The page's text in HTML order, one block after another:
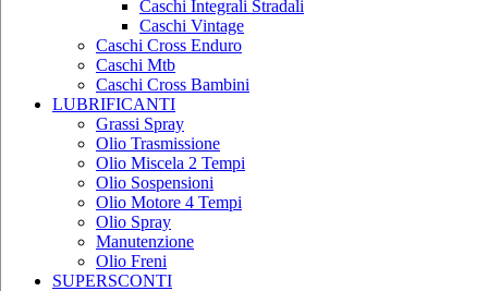
Caschi Integrali Stradali
Caschi Vintage
Caschi Cross Enduro
Caschi Mtb
Caschi Cross Bambini
LUBRIFICANTI
Grassi Spray
Olio Trasmissione
Olio Miscela 2 Tempi
Olio Sospensioni
Olio Motore 4 Tempi
Olio Spray
Manutenzione
Olio Freni
SUPERSCONTI